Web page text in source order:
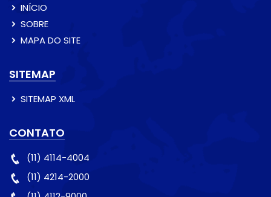
INÍCIO
SOBRE
MAPA DO SITE
SITEMAP
SITEMAP XML
CONTATO
(11) 4114-4004
(11) 4214-2000